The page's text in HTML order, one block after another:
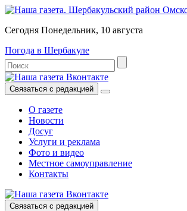
Сегодня Понедельник, 10 августа
Погода в Шербакуле
Связаться с редакцией
О газете
Новости
Досуг
Услуги и реклама
Фото и видео
Местное самоуправление
Контакты
Связаться с редакцией